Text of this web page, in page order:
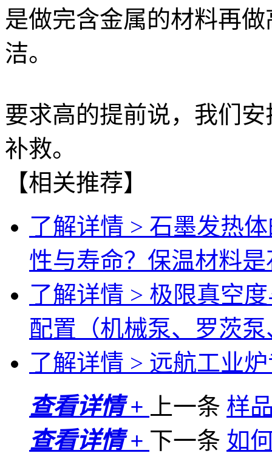
是做完含金属的材料再
洁。
要求高的提前说，我们
补救。
【相关推荐】
了解详情 > 石墨发热
性与寿命？保温材料
了解详情 > 极限真空
配置（机械泵、罗茨
了解详情 > 远航工业
查看详情 +
上一条 样
查看详情 + 下一条 如